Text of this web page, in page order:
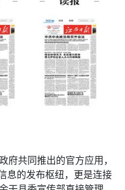
府共同推出的官方应用，
息的发布枢纽，更是连接